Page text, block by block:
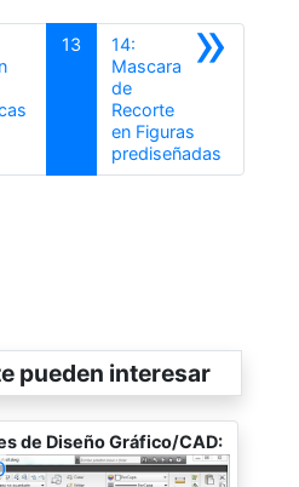
13 »
14:
Mascara
de
Recorte
en Figuras
prediseñadas
pueden interesar
de Diseño Gráfico/CAD: